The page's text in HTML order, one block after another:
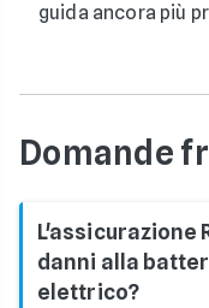
guida ancora più
Domande
L'assicurazione
danni alla
elettrico?